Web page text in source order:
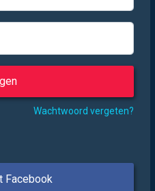
Wachtwoord vergeten?
Facebook